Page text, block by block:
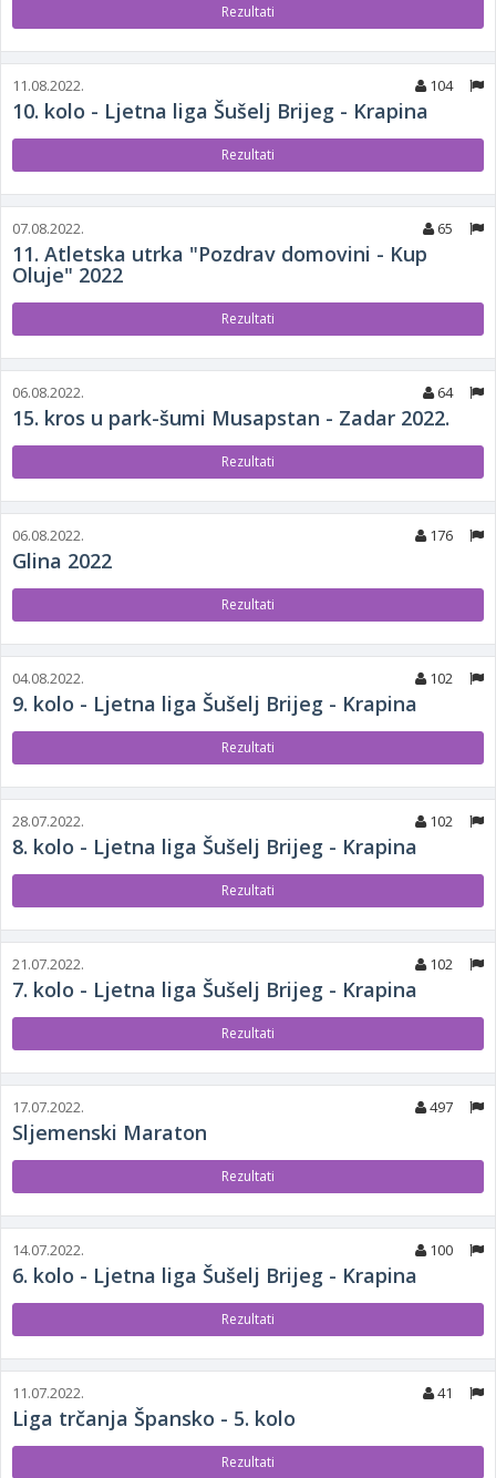
Rezultati
11.08.2022. 104
10. kolo - Ljetna liga Šušelj Brijeg - Krapina
Rezultati
07.08.2022. 65
11. Atletska utrka "Pozdrav domovini - Kup
Oluje" 2022
Rezultati
06.08.2022. 64
15. kros u park-šumi Musapstan - Zadar 2022.
Rezultati
06.08.2022. 176
Glina 2022
Rezultati
04.08.2022. 102
9. kolo - Ljetna liga Šušelj Brijeg - Krapina
Rezultati
28.07.2022. 102
8. kolo - Ljetna liga Šušelj Brijeg - Krapina
Rezultati
21.07.2022. 102
7. kolo - Ljetna liga Šušelj Brijeg - Krapina
Rezultati
17.07.2022. 497
Sljemenski Maraton
Rezultati
14.07.2022. 100
6. kolo - Ljetna liga Šušelj Brijeg - Krapina
Rezultati
11.07.2022. 41
Liga trčanja Špansko - 5. kolo
Rezultati